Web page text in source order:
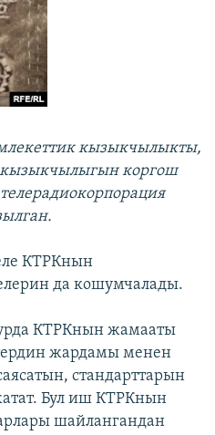
кызыкчылыкты,
коргош
КТРКнын
да кошумчалады.
КТРКнын жамааты
жардамы менен
стандарттарын
Бул иш КТРКнын
шайлангандан